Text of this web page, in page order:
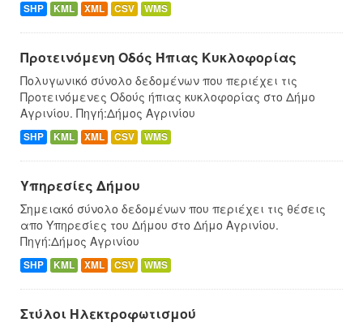
SHP KML XML CSV WMS
Προτεινόμενη Οδός Ήπιας Κυκλοφορίας
Πολυγωνικό σύνολο δεδομένων που περιέχει τις
Προτεινόμενες Οδούς ήπιας κυκλοφορίας στο Δήμο
Αγρινίου. Πηγή:Δήμος Αγρινίου
SHP KML XML CSV WMS
Υπηρεσίες Δήμου
Σημειακό σύνολο δεδομένων που περιέχει τις θέσεις
απο Υπηρεσίες του Δήμου στο Δήμο Αγρινίου.
Πηγή:Δήμος Αγρινίου
SHP KML XML CSV WMS
Στύλοι Ηλεκτροφωτισμού